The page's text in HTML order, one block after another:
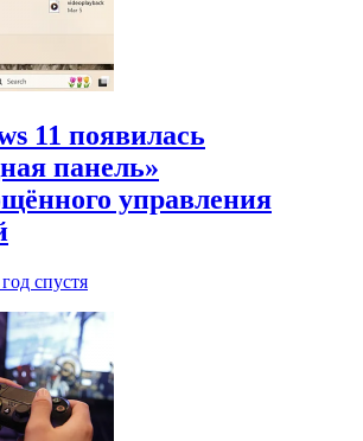
11 появилась
панель»
управления
спустя